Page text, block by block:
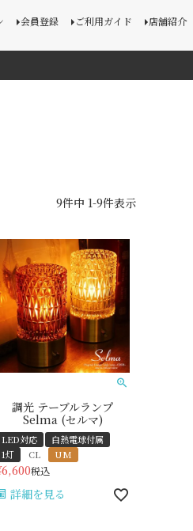
会員登録 ご利用ガイド 店舗紹介
9件中 1-9件表示
調光 テーブルランプ
Selma (セルマ)
LED対応
白熱電球付属
1灯
CL UM
6,600税込
詳細を見る